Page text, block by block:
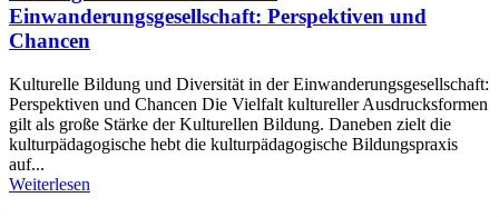
Einwanderungsgesellschaft: Perspektiven und
Chancen
Kulturelle Bildung und Diversität in der Einwanderungsgesellschaft:
Perspektiven und Chancen Die Vielfalt kultureller Ausdrucksformen
gilt als große Stärke der Kulturellen Bildung. Daneben zielt die
kulturpädagogische hebt die kulturpädagogische Bildungspraxis
auf...
Weiterlesen